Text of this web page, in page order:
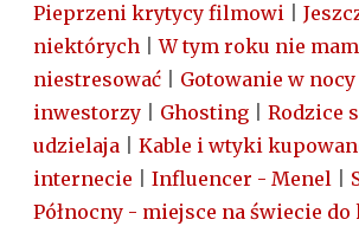
Pieprzeni krytycy filmowi
niektórych |W tym roku nie
niestresować
Gotowanie w nocy
inwestorzy
Ghosting
Rodzice
udzielaja
Kable i wtyki
internecie
Influencer - Menel
Północny - miejsce na świecie do